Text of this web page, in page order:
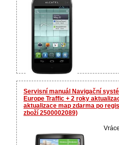
Servisní manuál Navigační
Europe Traffic + 2 roky
aktualizace map zdarma po
zboží 2500002089)